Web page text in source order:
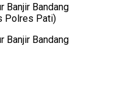
Banjir Bandang
Polres Pati)
Banjir Bandang